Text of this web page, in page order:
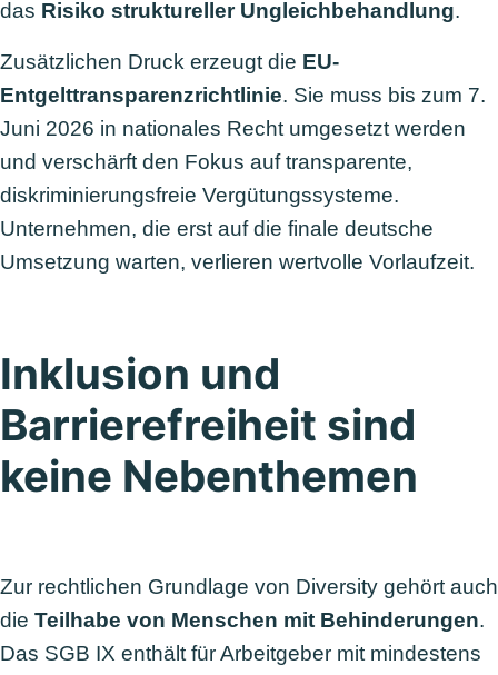
das Risiko struktureller Ungleichbehandlung.
Zusätzlichen Druck erzeugt die EU-
Entgelttransparenzrichtlinie. Sie muss bis zum 7.
Juni 2026 in nationales Recht umgesetzt werden
und verschärft den Fokus auf transparente,
diskriminierungsfreie Vergütungssysteme.
Unternehmen, die erst auf die finale deutsche
Umsetzung warten, verlieren wertvolle Vorlaufzeit.
Inklusion und
Barrierefreiheit sind
keine Nebenthemen
Zur rechtlichen Grundlage von Diversity gehört auch
die Teilhabe von Menschen mit Behinderungen.
Das SGB IX enthält für Arbeitgeber mit mindestens